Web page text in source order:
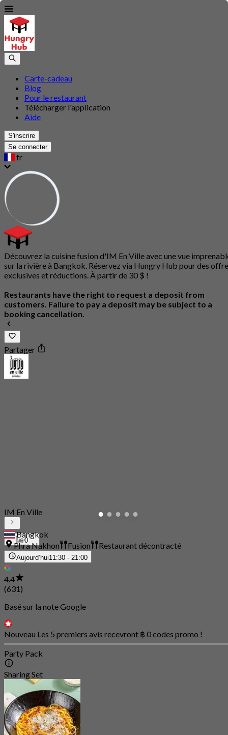
Carte-cadeau
Blog
Pour le restaurant
Télécharger l'application
Aide
S'inscrire
Se connecter
fr
Découvrez la cuisine fusion d'IM En Ville avec une vue
sur la rivière à Bangkok. Réservez via Hungry Hub pour des
exclusives et réductions. À partir de 30 $ !
Restaurants have the right to request a deposit from
customers. Failure to pay a deposit may be subject to a
booking cancellation.
Partager
0
IM En Ville
Bangkok
Phra Nakhon
Fusion Restaurant décontracté
Aujourd’hui11:30 - 21:00
4.4
(631)
Basé sur la note Google
Nouveau Les 5 premiers avis recevront ฿ 0 codes promo !
Party Pack
Sharing Set